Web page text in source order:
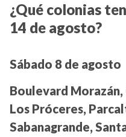
¿Qué colonias
14 de agosto?
Sábado 8 de agosto
Boulevard Morazán,
Los Próceres,
Sabanagrande,